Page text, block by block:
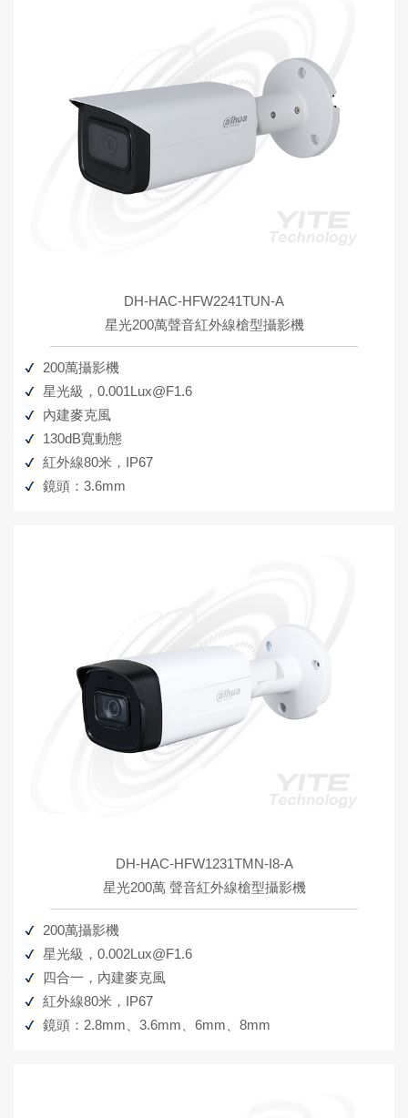
DH-HAC-HFW2241TUN-A
星光200萬聲音紅外線槍型攝影機
200萬攝影機
星光級，0.001Lux@F1.6
內建麥克風
130dB寬動態
紅外線80米，IP67
鏡頭：3.6mm
DH-HAC-HFW1231TMN-I8-A
星光200萬 聲音紅外線槍型攝影機
200萬攝影機
星光級，0.002Lux@F1.6
四合一，內建麥克風
紅外線80米，IP67
鏡頭：2.8mm、3.6mm、6mm、8mm